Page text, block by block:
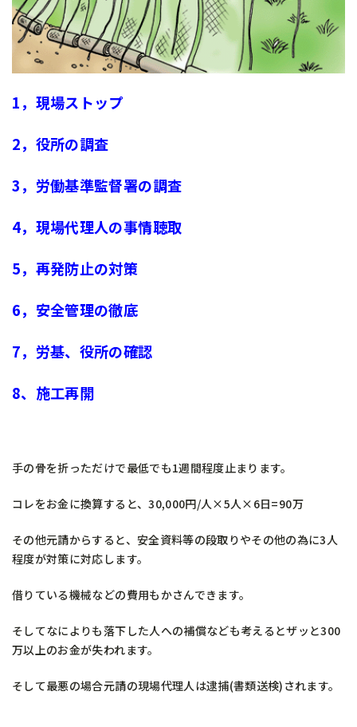
1，現場ストップ
2，役所の調査
3，労働基準監督署の調査
4，現場代理人の事情聴取
5，再発防止の対策
6，安全管理の徹底
7，労基、役所の確認
8、施工再開
手の骨を折っただけで最低でも1週間程度止まります。
コレをお金に換算すると、30,000円/人×5人×6日=90万
その他元請からすると、安全資料等の段取りやその他の為に3人
程度が対策に対応します。
借りている機械などの費用もかさんできます。
そしてなによりも落下した人への補償なども考えるとザッと300
万以上のお金が失われます。
そして最悪の場合元請の現場代理人は逮捕(書類送検)されます。